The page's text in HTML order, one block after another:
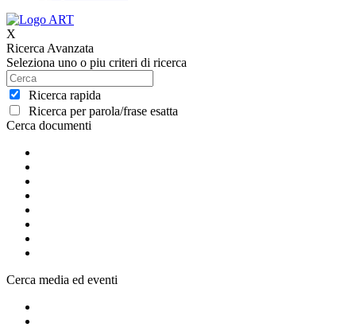
X
Ricerca Avanzata
Seleziona uno o piu criteri di ricerca
Ricerca rapida
Ricerca per parola/frase esatta
Cerca documenti
Cerca media ed eventi